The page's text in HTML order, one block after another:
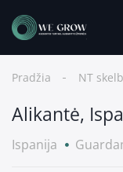
Pradžia NT
Alikantė,
Ispanija